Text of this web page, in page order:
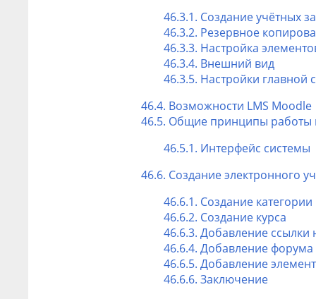
46.3.1. Создание учётных
46.3.2. Резервное
46.3.3. Настройка
46.3.4. Внешний вид
46.3.5. Настройки главной
46.4. Возможности LMS Moodle
46.5. Общие принципы работы
46.5.1. Интерфейс системы
46.6. Создание электронного
46.6.1. Создание категории
46.6.2. Создание курса
46.6.3. Добавление ссылки
46.6.4. Добавление форума
46.6.5. Добавление
46.6.6. Заключение